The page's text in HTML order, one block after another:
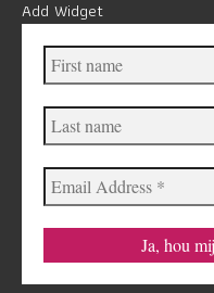
Add Widget
First
name
Last
name
Email
Address
*